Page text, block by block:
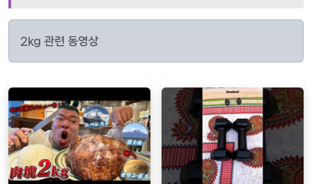
2kg 관련 동영상